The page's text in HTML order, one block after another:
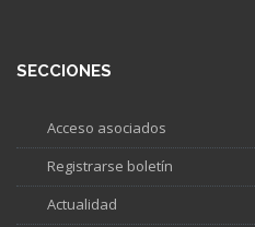
SECCIONES
Acceso asociados
Registrarse boletín
Actualidad